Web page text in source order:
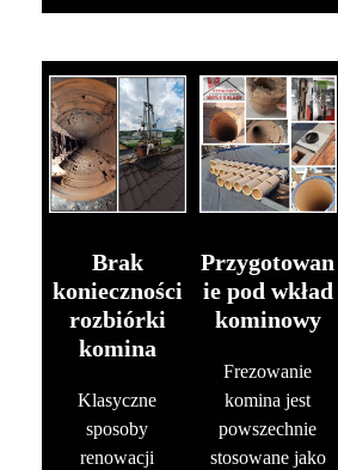
Brak
konieczności
rozbiórki
komina
Klasyczne
sposoby
renowacji
Przygotowan
ie pod wkład
kominowy
Frezowanie
komina jest
powszechnie
stosowane jako